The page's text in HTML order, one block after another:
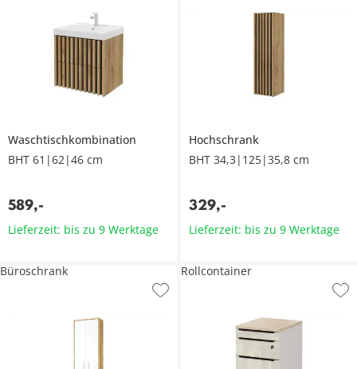
Waschtischkombination
BHT 61|62|46 cm
589,-
Lieferzeit: bis zu 9 Werktage
Hochschrank
BHT 34,3|125|35,8 cm
329,-
Lieferzeit: bis zu 9 Werktage
Büroschrank Rollcontainer